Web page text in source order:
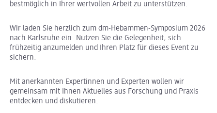
bestmöglich in Ihrer wertvollen Arbeit zu unterstützen.
Wir laden Sie herzlich zum dm-Hebammen-Symposium 2026
nach Karlsruhe ein. Nutzen Sie die Gelegenheit, sich
frühzeitig anzumelden und Ihren Platz für dieses Event zu
sichern.
Mit anerkannten Expertinnen und Experten wollen wir
gemeinsam mit Ihnen Aktuelles aus Forschung und Praxis
entdecken und diskutieren.